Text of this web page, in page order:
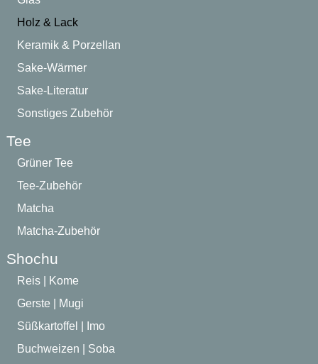
Holz & Lack
Keramik & Porzellan
Sake-Wärmer
Sake-Literatur
Sonstiges Zubehör
Tee
Grüner Tee
Tee-Zubehör
Matcha
Matcha-Zubehör
Shochu
Reis | Kome
Gerste | Mugi
Süßkartoffel | Imo
Buchweizen | Soba